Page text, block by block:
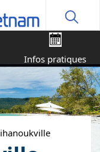
Infos pratiques